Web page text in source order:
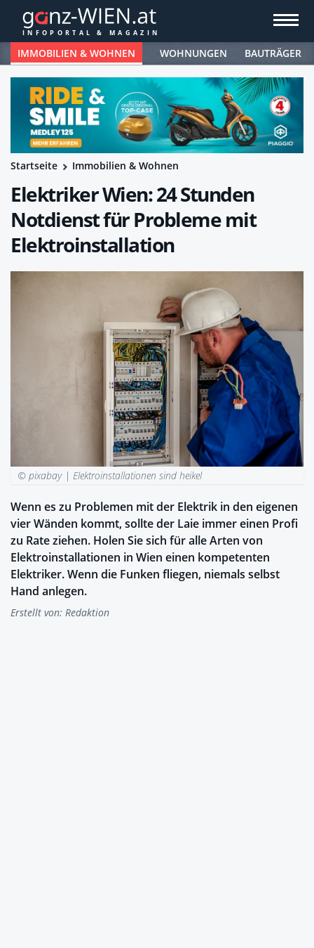
IMMOBILIEN & WOHNEN WOHNUNGEN BAUTRÄGER
Startseite Immobilien & Wohnen
Elektriker Wien: 24 Stunden
Notdienst für Probleme mit
Elektroinstallation
© pixabay | Elektroinstallationen sind heikel
Wenn es zu Problemen mit der Elektrik in den eigenen
vier Wänden kommt, sollte der Laie immer einen Profi
zu Rate ziehen. Holen Sie sich für alle Arten von
Elektroinstallationen in Wien einen kompetenten
Elektriker. Wenn die Funken fliegen, niemals selbst
Hand anlegen.
Erstellt von: Redaktion